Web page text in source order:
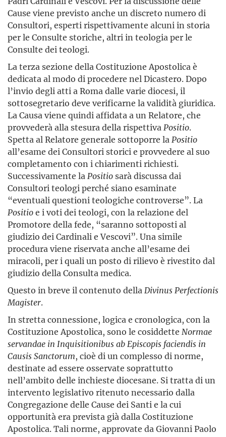
Cause viene previsto anche un discreto numero di
Consultori, esperti rispettivamente alcuni in storia
per le Consulte storiche, altri in teologia per le
Consulte dei teologi.
La terza sezione della Costituzione Apostolica è
dedicata al modo di procedere nel Dicastero. Dopo
l’invio degli atti a Roma dalle varie diocesi, il
sottosegretario deve verificarne la validità giuridica.
La Causa viene quindi affidata a un Relatore, che
provvederà alla stesura della rispettiva Positio.
Spetta al Relatore generale sottoporre la Positio
all’esame dei Consultori storici e provvedere al suo
completamento con i chiarimenti richiesti.
Successivamente la Positiosarà discussa dai
Consultori teologi perché siano esaminate
“eventuali questioni teologiche controverse”. La
Positioe i voti dei teologi, con la relazione del
Promotore della fede, “saranno sottoposti al
giudizio dei Cardinali e Vescovi”. Una simile
procedura viene riservata anche all’esame dei
miracoli, per i quali un posto di rilievo è rivestito dal
giudizio della Consulta medica.
Questo in breve il contenuto della Divinus Perfectionis
Magister.
In stretta connessione, logica e cronologica, con la
Costituzione Apostolica, sono le cosiddette Normae
servandae in Inquisitionibus ab Episcopis faciendis in
Causis Sanctorum, cioè di un complesso di norme,
destinate ad essere osservate soprattutto
nell’ambito delle inchieste diocesane. Si tratta di un
intervento legislativo ritenuto necessario dalla
Congregazione delle Cause dei Santi e la cui
opportunità era prevista già dalla Costituzione
Apostolica. Tali norme, approvate da Giovanni Paolo